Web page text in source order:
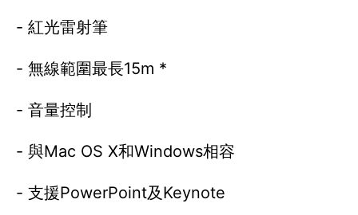
- 紅光雷射筆
- 無線範圍最長15m *
- 音量控制
- 與Mac OS X和Windows相容
- 支援PowerPoint及Keynote